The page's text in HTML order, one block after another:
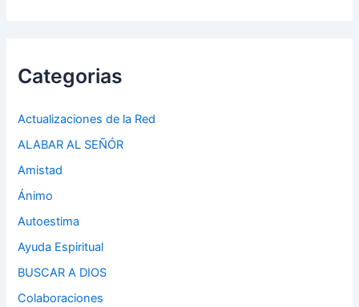
Categorias
Actualizaciones de la Red
ALABAR AL SEÑÓR
Amistad
Ánimo
Autoestima
Ayuda Espiritual
BUSCAR A DIOS
Colaboraciones